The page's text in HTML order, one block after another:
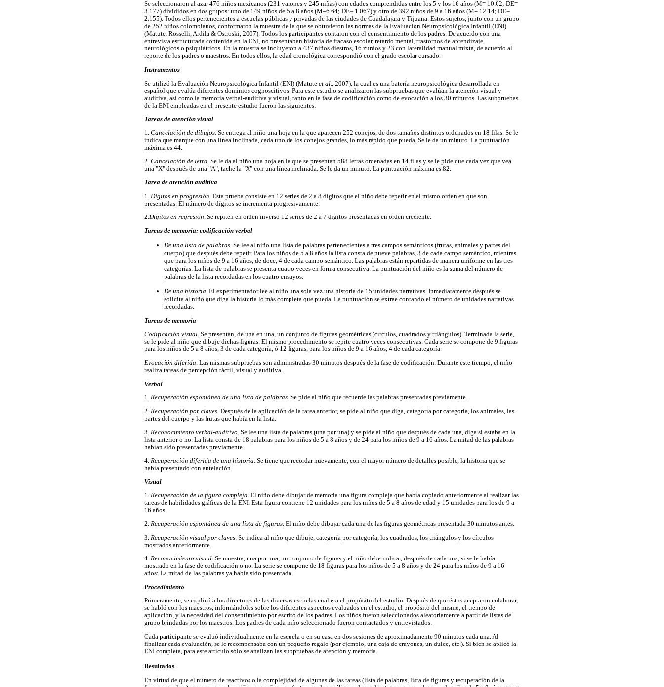
Se seleccionaron al azar 476 niños mexicanos (231 varones y 245 niñas) con edades comprendidas entre los 5 y los 16 años (M= 10.62; DE=
3.177) divididos en dos grupos: uno de 149 niños de 5 a 8 años (M=6.64; DE= 1.067) y otro de 392 niños de 9 a 16 años (M= 12.14; DE=
2.155). Todos ellos pertenecientes a escuelas públicas y privadas de las ciudades de Guadalajara y Tijuana. Estos sujetos, junto con un grupo
de 252 niños colombianos, conformaron la muestra de la que se obtuvieron las normas de la Evaluación Neuropsicológica Infantil (ENI)
(Matute, Rosselli, Ardila & Ostroski, 2007). Todos los participantes contaron con el consentimiento de los padres. De acuerdo con una
entrevista estructurada contenida en la ENI, no presentaban historia de fracaso escolar, retardo mental, trastornos de aprendizaje,
neurológicos o psiquiátricos. En la muestra se incluyeron a 437 niños diestros, 16 zurdos y 23 con lateralidad manual mixta, de acuerdo al
reporte de los padres o maestros. En todos ellos, la edad cronológica correspondió con el grado escolar cursado.
Instrumentos
Se utilizó la Evaluación Neuropsicológica Infantil (ENI) (Matute et al.
, 2007), la cual es una batería neuropsicológica desarrollada en
español que evalúa diferentes dominios cognoscitivos. Para este estudio se analizaron las subpruebas que evalúan la atención visual y
auditiva, así como la memoria verbal-auditiva y visual, tanto en la fase de codificación como de evocación a los 30 minutos. Las subpruebas
de la ENI empleadas en el presente estudio fueron las siguientes:
Tareas de atención visual
1. Cancelación de dibujos . Se entrega al niño una hoja en la que aparecen 252 conejos, de dos tamaños distintos ordenados en 18 filas. Se le
indica que marque con una línea inclinada, cada uno de los conejos grandes, lo más rápido que pueda. Se le da un minuto. La puntuación
máxima es 44.
2. Cancelación de letra. Se le da al niño una hoja en la que se presentan 588 letras ordenadas en 14 filas y se le pide que cada vez que vea
una "X" después de una "A", tache la "X" con una línea inclinada. Se le da un minuto. La puntuación máxima es 82.
Tarea de atención auditiva
1. Dígitos en progresión . Esta prueba consiste en 12 series de 2 a 8 dígitos que el niño debe repetir en el mismo orden en que son
presentadas. El número de dígitos se incrementa progresivamente.
2.Dígitos en regresión. Se repiten en orden inverso 12 series de 2 a 7 dígitos presentadas en orden creciente.
Tareas de memoria: codificación verbal
De una lista de palabras . Se lee al niño una lista de palabras pertenecientes a tres campos semánticos (frutas, animales y partes del
cuerpo) que después debe repetir. Para los niños de 5 a 8 años la lista consta de nueve palabras, 3 de cada campo semántico, mientras
que para los niños de 9 a 16 años, de doce, 4 de cada campo semántico. Las palabras están repartidas de manera uniforme en las tres
categorías. La lista de palabras se presenta cuatro veces en forma consecutiva. La puntuación del niño es la suma del número de
palabras de la lista recordadas en los cuatro ensayos.
De una historia . El experimentador lee al niño una sola vez una historia de 15 unidades narrativas. Inmediatamente después se
solicita al niño que diga la historia lo más completa que pueda. La puntuación se extrae contando el número de unidades narrativas
recordadas.
Tareas de memoria
Codificación visual. Se presentan, de una en una, un conjunto de figuras geométricas (círculos, cuadrados y triángulos). Terminada la serie,
se le pide al niño que dibuje dichas figuras. El mismo procedimiento se repite cuatro veces consecutivas. Cada serie se compone de 9 figuras
para los niños de 5 a 8 años, 3 de cada categoría, ó 12 figuras, para los niños de 9 a 16 años, 4 de cada categoría.
Evocación diferida. Las mismas subpruebas son administradas 30 minutos después de la fase de codificación. Durante este tiempo, el niño
realiza tareas de percepción táctil, visual y auditiva.
Verbal
1. Recuperación espontánea de una lista de palabras. Se pide al niño que recuerde las palabras presentadas previamente.
2. Recuperación por claves. Después de la aplicación de la tarea anterior, se pide al niño que diga, categoría por categoría, los animales, las
partes del cuerpo y las frutas que había en la lista.
3. Reconocimiento verbal-auditivo . Se lee una lista de palabras (una por una) y se pide al niño que después de cada una, diga si estaba en la
lista anterior o no. La lista consta de 18 palabras para los niños de 5 a 8 años y de 24 para los niños de 9 a 16 años. La mitad de las palabras
habían sido presentadas previamente.
4. Recuperación diferida de una historia. Se tiene que recordar nuevamente, con el mayor número de detalles posible, la historia que se
había presentado con antelación.
Visual
1. Recuperación de la figura compleja. El niño debe dibujar de memoria una figura compleja que había copiado anteriormente al realizar las
tareas de habilidades gráficas de la ENI. Esta figura contiene 12 unidades para los niños de 5 a 8 años de edad y 15 unidades para los de 9 a
16 años.
2. Recuperación espontánea de una lista de figuras. El niño debe dibujar cada una de las figuras geométricas presentada 30 minutos antes.
3. Recuperación visual por claves . Se indica al niño que dibuje, categoría por categoría, los cuadrados, los triángulos y los círculos
mostrados anteriormente.
4. Reconocimiento visual. Se muestra, una por una, un conjunto de figuras y el niño debe indicar, después de cada una, si se le había
mostrado en la fase de codificación o no. La serie se compone de 18 figuras para los niños de 5 a 8 años y de 24 para los niños de 9 a 16
años: La mitad de las palabras ya había sido presentada.
Procedimiento
Primeramente, se explicó a los directores de las diversas escuelas cual era el propósito del estudio. Después de que éstos aceptaron colaborar,
se habló con los maestros, informándoles sobre los diferentes aspectos evaluados en el estudio, el propósito del mismo, el tiempo de
aplicación, y la necesidad del consentimiento por escrito de los padres. Los niños fueron seleccionados aleatoriamente a partir de listas de
grupo brindadas por los maestros. Los padres de cada niño seleccionado fueron contactados y entrevistados.
Cada participante se evaluó individualmente en la escuela o en su casa en dos sesiones de aproximadamente 90 minutos cada una. Al
finalizar cada evaluación, se le recompensaba con un pequeño regalo (por ejemplo, una caja de crayones, un dulce, etc.). Si bien se aplicó la
ENI completa, para este artículo sólo se analizan las subpruebas de atención y memoria.
Resultados
En virtud de que el número de reactivos o la complejidad de algunas de las tareas (lista de palabras, lista de figuras y recuperación de la